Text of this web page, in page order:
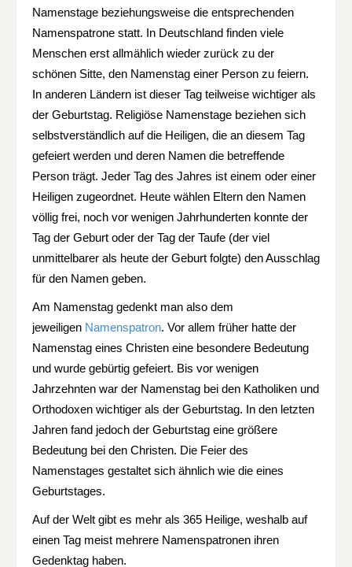
Namenstage beziehungsweise die entsprechenden
Namenspatrone statt. In Deutschland finden viele
Menschen erst allmählich wieder zurück zu der
schönen Sitte, den Namenstag einer Person zu feiern.
In anderen Ländern ist dieser Tag teilweise wichtiger als
der Geburtstag. Religiöse Namenstage beziehen sich
selbstverständlich auf die Heiligen, die an diesem Tag
gefeiert werden und deren Namen die betreffende
Person trägt. Jeder Tag des Jahres ist einem oder einer
Heiligen zugeordnet. Heute wählen Eltern den Namen
völlig frei, noch vor wenigen Jahrhunderten konnte der
Tag der Geburt oder der Tag der Taufe (der viel
unmittelbarer als heute der Geburt folgte) den Ausschlag
für den Namen geben.
Am Namenstag gedenkt man also dem
jeweiligen Namenspatron. Vor allem früher hatte der
Namenstag eines Christen eine besondere Bedeutung
und wurde gebürtig gefeiert. Bis vor wenigen
Jahrzehnten war der Namenstag bei den Katholiken und
Orthodoxen wichtiger als der Geburtstag. In den letzten
Jahren fand jedoch der Geburtstag eine größere
Bedeutung bei den Christen. Die Feier des
Namenstages gestaltet sich ähnlich wie die eines
Geburtstages.
Auf der Welt gibt es mehr als 365 Heilige, weshalb auf
einen Tag meist mehrere Namenspatronen ihren
Gedenktag haben.